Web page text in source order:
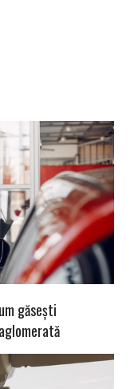
găsești